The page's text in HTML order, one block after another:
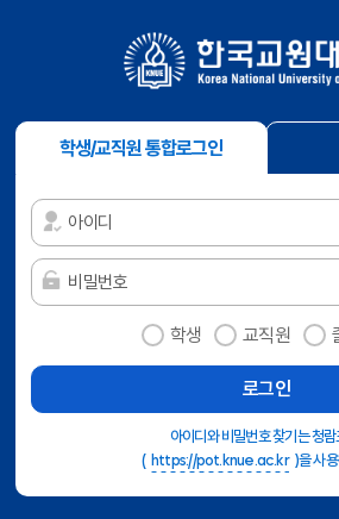
학생/교직원 통합로그인
학생 교직원
아이디와 비밀번호 찾기는 청
( https://pot.knue.ac.kr )을 사